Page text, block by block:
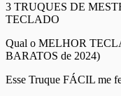
3 TRUQUES DE
TECLADO
Qual o MELHOR
BARATOS de 2024)
Esse Truque FÁCIL me